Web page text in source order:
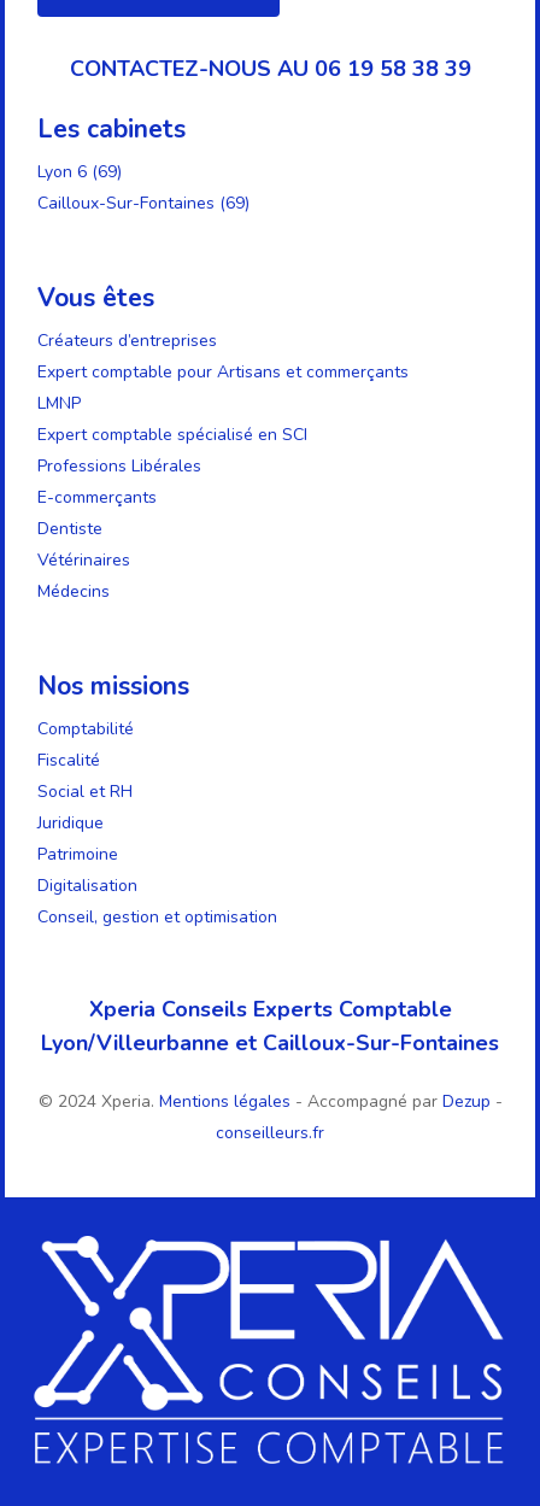
CONTACTEZ-NOUS AU 06 19 58 38 39
Les cabinets
Lyon 6 (69)
Cailloux-Sur-Fontaines (69)
Vous êtes
Créateurs d’entreprises
Expert comptable pour Artisans et commerçants
LMNP
Expert comptable spécialisé en SCI
Professions Libérales
E-commerçants
Dentiste
Vétérinaires
Médecins
Nos missions
Comptabilité
Fiscalité
Social et RH
Juridique
Patrimoine
Digitalisation
Conseil, gestion et optimisation
Xperia Conseils Experts Comptable
Lyon/Villeurbanne et Cailloux-Sur-Fontaines
© 2024 Xperia. Mentions légales - Accompagné par Dezup -
conseilleurs.fr